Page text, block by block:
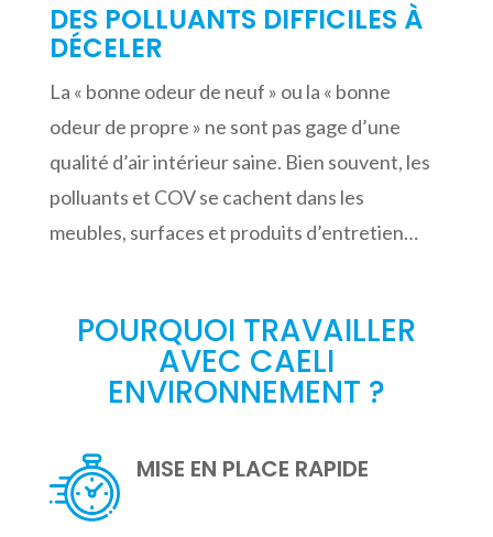
DES POLLUANTS DIFFICILES À
DÉCELER
La « bonne odeur de neuf » ou la « bonne
odeur de propre » ne sont pas gage d’une
qualité d’air intérieur saine. Bien souvent, les
polluants et COV se cachent dans les
meubles, surfaces et produits d’entretien…
POURQUOI TRAVAILLER
AVEC CAELI
ENVIRONNEMENT ?
MISE EN PLACE RAPIDE